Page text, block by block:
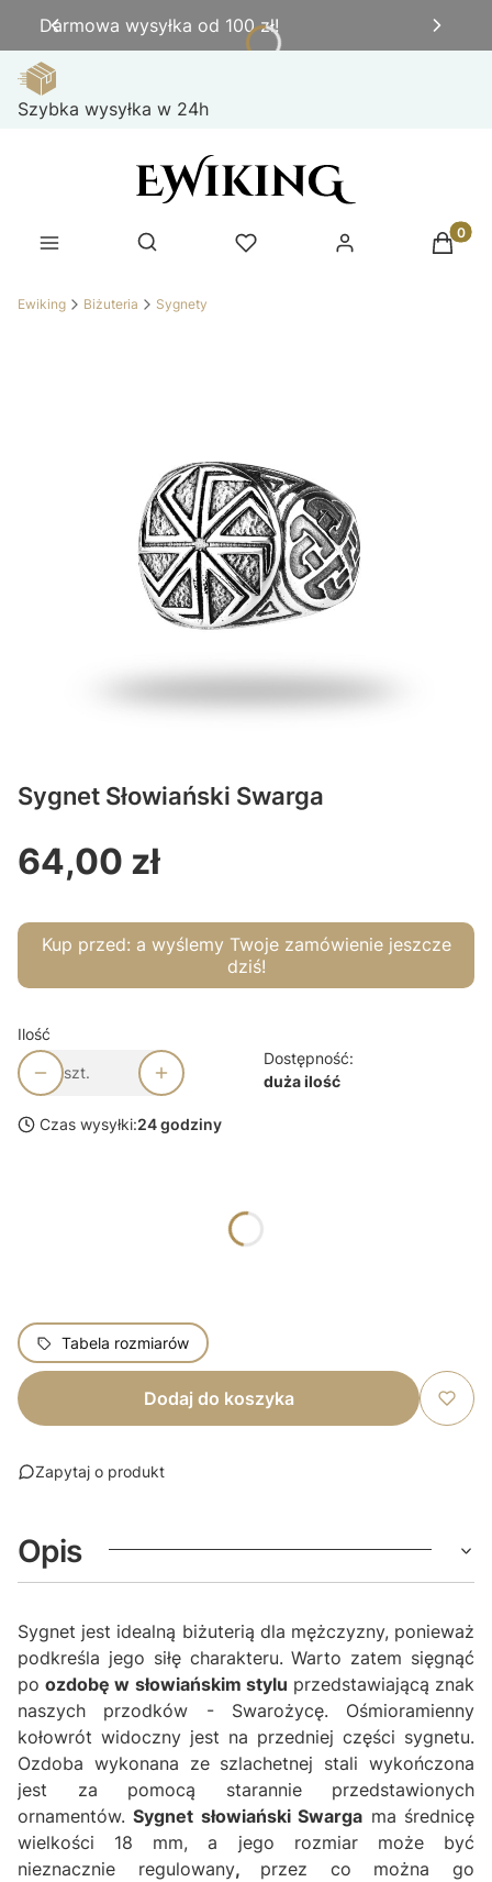
Darmowa wysyłka od 100 zł!
Szybka wysyłka w 24h
Otwórz wyszukiwarkę
Ewiking Biżuteria Sygnety
Sygnet Słowiański Swarga
Cena
64,00 zł
Kup przed: a wyślemy Twoje zamówienie jeszcze
dziś!
Ilość
szt.
Dostępność:
duża ilość
Czas wysyłki:24 godziny
Tabela rozmiarów
Dodaj do koszyka
Zapytaj o produkt
Opis
Sygnet jest idealną biżuterią dla mężczyzny, ponieważ
podkreśla jego siłę charakteru. Warto zatem sięgnąć
poozdobę w słowiańskim stylu przedstawiającą znak
naszych przodków - Swarożycę. Ośmioramienny
kołowrót widoczny jest na przedniej części sygnetu.
Ozdoba wykonana ze szlachetnej stali wykończona
jest za pomocą starannie przedstawionych
ornamentów.Sygnet słowiański Swarga ma średnicę
wielkości 18 mm, a jego rozmiar może być
nieznacznie regulowany, przez co można go